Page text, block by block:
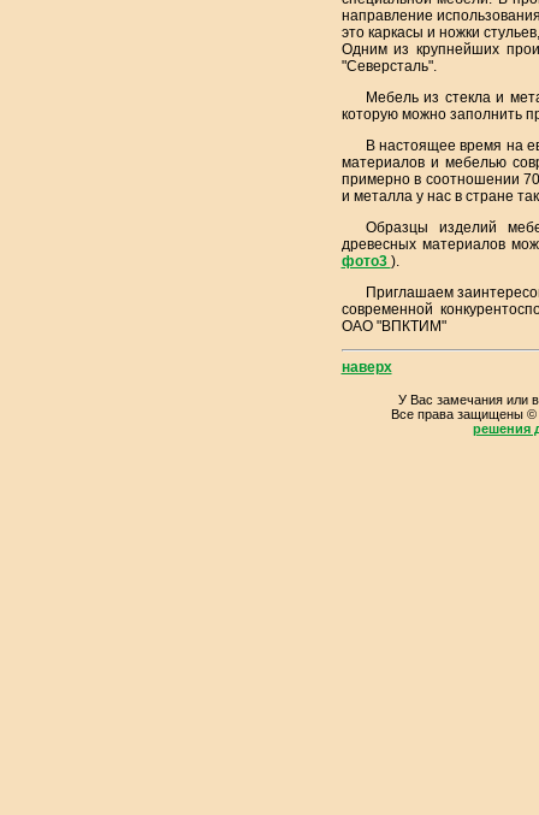
направление
это каркасы и ножки
Одним из крупнейших
"Северсталь".
Мебель из стекла и
которую можно заполнить
В настоящее время на
материалов и мебелью
примерно в соотношении
и металла у нас в стране
Образцы изделий
древесных материалов
фото3 ).
Приглашаем
современной
ОАО "ВПКТИМ"
наверх
У Вас замечания или
Все права защищены
решения